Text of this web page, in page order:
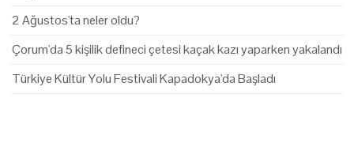
2 Ağustos'ta neler oldu?
Çorum'da 5 kişilik defineci çetesi kaçak kazı yaparken yakalandı
Türkiye Kültür Yolu Festivali Kapadokya'da Başladı